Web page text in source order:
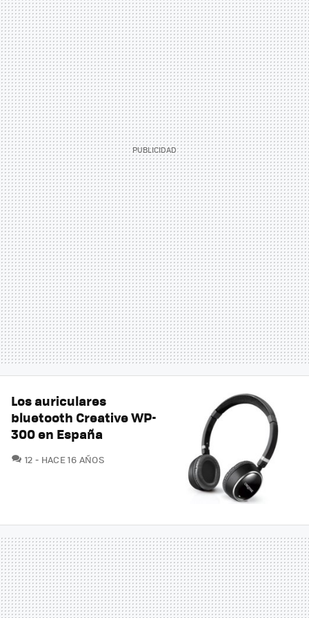
Los auriculares
bluetooth Creative WP-
300 en España
12 COMENTARIOS
HACE 16 AÑOS